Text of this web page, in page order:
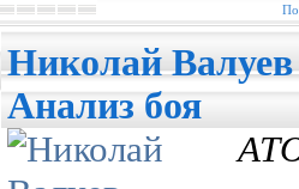
Николай
Анализ боя